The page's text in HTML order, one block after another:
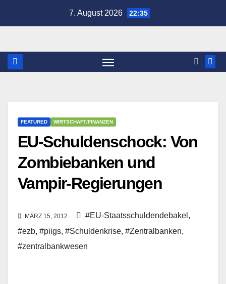
7. August 2026 22:35
FEATURED WIRTSCHAFT/FINANZEN
EU-Schuldenschock: Von
Zombiebanken und
Vampir-Regierungen
MÄRZ 15, 2012 #EU-Staatsschuldendebakel ,
#ezb, #piigs, #Schuldenkrise, #Zentralbanken,
#zentralbankwesen